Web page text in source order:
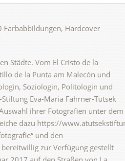
Farbabbildungen, Hardcover
Städte. Vom El Cristo de la
de la Punta am Malecón und
Soziologin, Politologin und
Eva-Maria Fahrner-Tutsek
ihrer Fotografien unter dem
dazu https://
und den
zur Verfügung gestellt